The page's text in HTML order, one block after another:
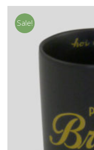
Sale!